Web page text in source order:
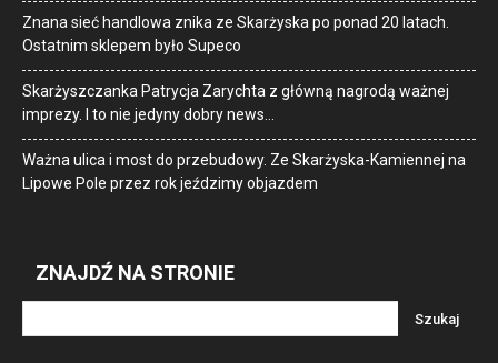
Znana sieć handlowa znika ze Skarżyska po ponad 20 latach.
Ostatnim sklepem było Supeco
Skarżyszczanka Patrycja Zarychta z główną nagrodą ważnej
imprezy. I to nie jedyny dobry news…
Ważna ulica i most do przebudowy. Ze Skarżyska-Kamiennej na
Lipowe Pole przez rok jeździmy objazdem
ZNAJDŹ NA STRONIE